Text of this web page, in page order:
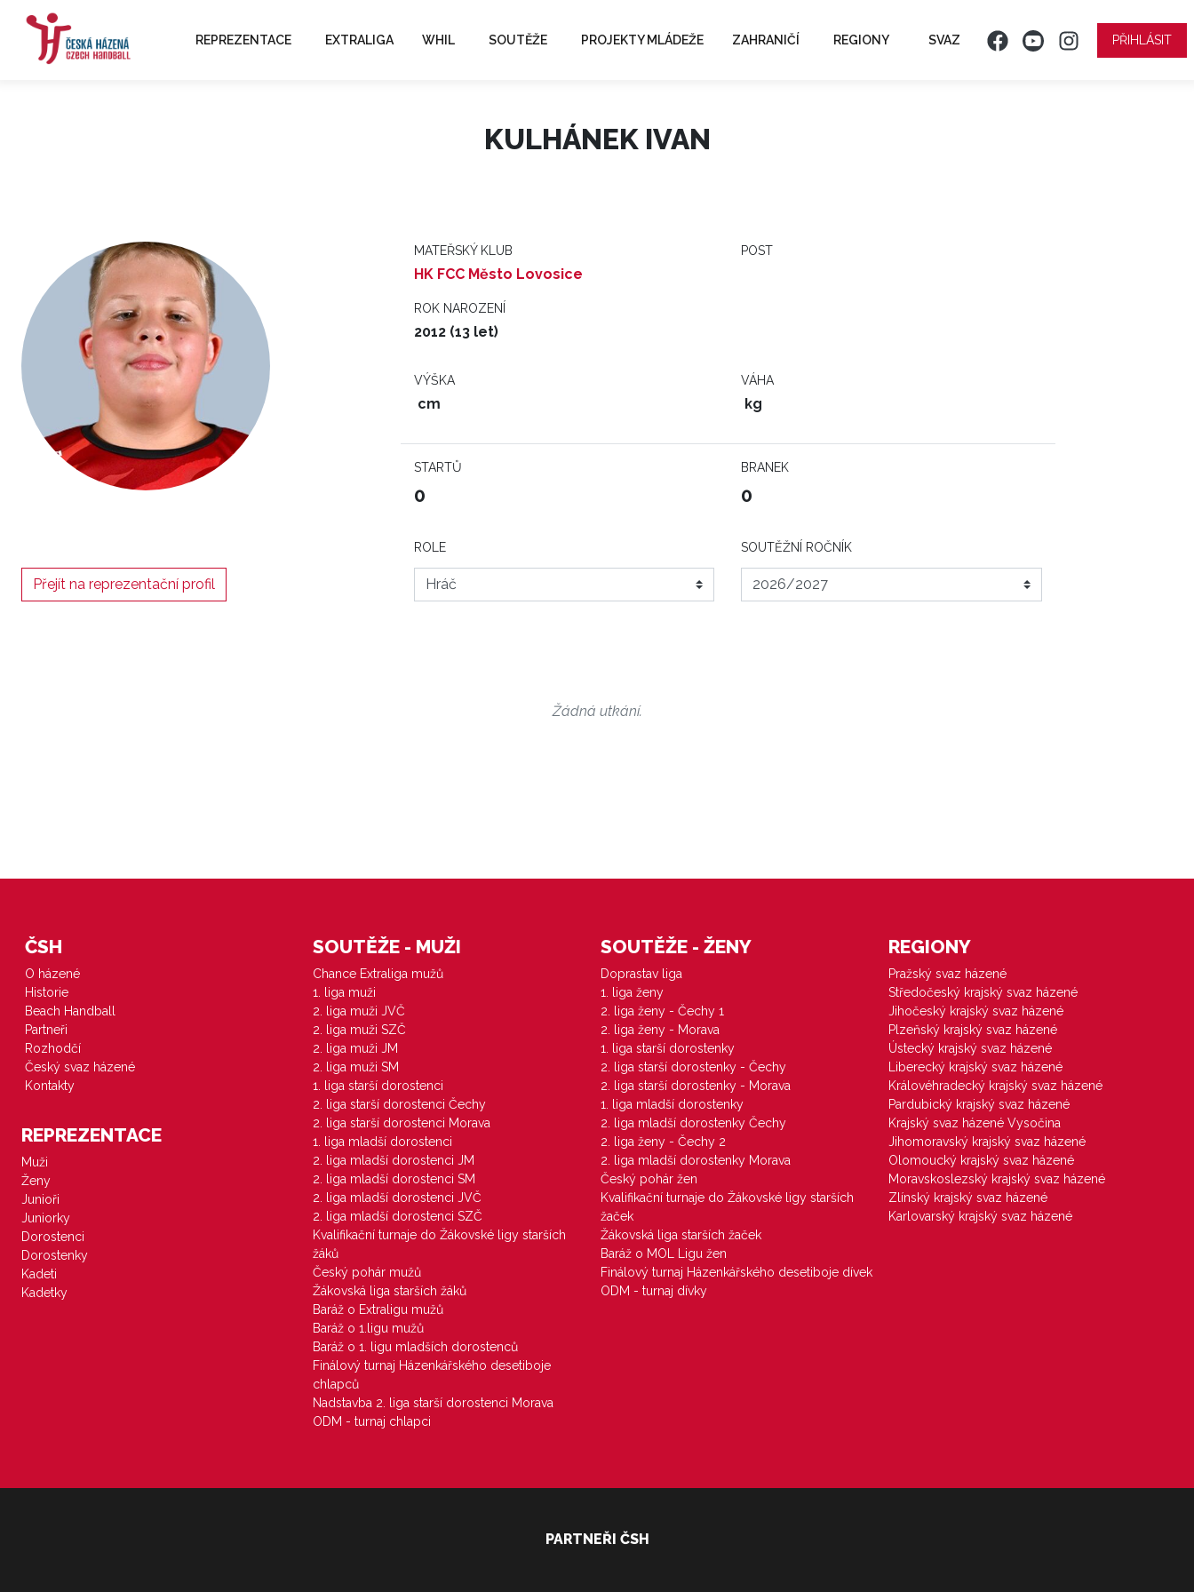
REPREZENTACE EXTRALIGA WHIL SOUTĚŽE PROJEKTY MLÁDEŽE ZAHRANIČÍ REGIONY SVAZ PŘIHLÁSIT
KULHÁNEK IVAN
MATEŘSKÝ KLUB
HK FCC Město Lovosice
POST
ROK NAROZENÍ
2012 (13 let)
VÝŠKA
cm
VÁHA
kg
STARTŮ
0
BRANEK
0
Přejít na reprezentační profil
ROLE SOUTĚŽNÍ ROČNÍK
Žádná utkání.
ČSH
O házené
Historie
Beach Handball
Partneři
Rozhodčí
Český svaz házené
Kontakty
REPREZENTACE
Muži
Ženy
Junioři
Juniorky
Dorostenci
Dorostenky
Kadeti
Kadetky
SOUTĚŽE - MUŽI
Chance Extraliga mužů
1. liga muži
2. liga muži JVČ
2. liga muži SZČ
2. liga muži JM
2. liga muži SM
1. liga starší dorostenci
2. liga starší dorostenci Čechy
2. liga starší dorostenci Morava
1. liga mladší dorostenci
2. liga mladší dorostenci JM
2. liga mladší dorostenci SM
2. liga mladší dorostenci JVČ
2. liga mladší dorostenci SZČ
Kvalifikační turnaje do Žákovské ligy starších
žáků
Český pohár mužů
Žákovská liga starších žáků
Baráž o Extraligu mužů
Baráž o 1.ligu mužů
Baráž o 1. ligu mladších dorostenců
Finálový turnaj Házenkářského desetiboje
chlapců
Nadstavba 2. liga starší dorostenci Morava
ODM - turnaj chlapci
SOUTĚŽE - ŽENY
Doprastav liga
1. liga ženy
2. liga ženy - Čechy 1
2. liga ženy - Morava
1. liga starší dorostenky
2. liga starší dorostenky - Čechy
2. liga starší dorostenky - Morava
1. liga mladší dorostenky
2. liga mladší dorostenky Čechy
2. liga ženy - Čechy 2
2. liga mladší dorostenky Morava
Český pohár žen
Kvalifikační turnaje do Žákovské ligy starších
žaček
Žákovská liga starších žaček
Baráž o MOL Ligu žen
Finálový turnaj Házenkářského desetiboje dívek
ODM - turnaj dívky
REGIONY
Pražský svaz házené
Středočeský krajský svaz házené
Jihočeský krajský svaz házené
Plzeňský krajský svaz házené
Ústecký krajský svaz házené
Liberecký krajský svaz házené
Královéhradecký krajský svaz házené
Pardubický krajský svaz házené
Krajský svaz házené Vysočina
Jihomoravský krajský svaz házené
Olomoucký krajský svaz házené
Moravskoslezský krajský svaz házené
Zlínský krajský svaz házené
Karlovarský krajský svaz házené
PARTNEŘI ČSH